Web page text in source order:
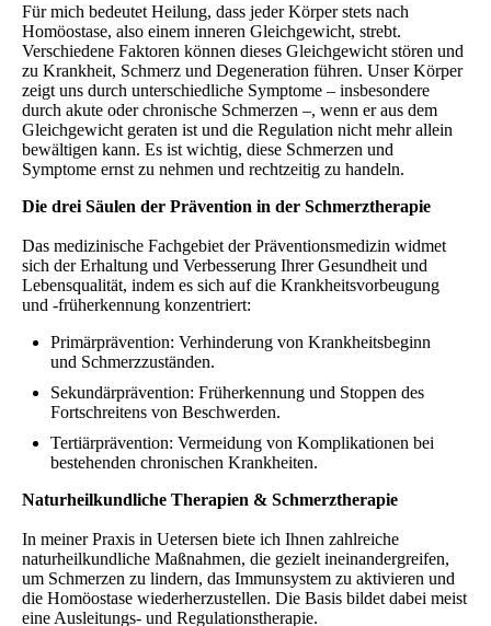
Für mich bedeutet Heilung, dass jeder Körper stets nach
Homöostase, also einem inneren Gleichgewicht, strebt.
Verschiedene Faktoren können dieses Gleichgewicht stören und
zu Krankheit, Schmerz und Degeneration führen. Unser Körper
zeigt uns durch unterschiedliche Symptome – insbesondere
durch akute oder chronische Schmerzen –, wenn er aus dem
Gleichgewicht geraten ist und die Regulation nicht mehr allein
bewältigen kann. Es ist wichtig, diese Schmerzen und
Symptome ernst zu nehmen und rechtzeitig zu handeln.
Die drei Säulen der Prävention in der Schmerztherapie
Das medizinische Fachgebiet der Präventionsmedizin widmet
sich der Erhaltung und Verbesserung Ihrer Gesundheit und
Lebensqualität, indem es sich auf die Krankheitsvorbeugung
und -früherkennung konzentriert:
Primärprävention: Verhinderung von Krankheitsbeginn
und Schmerzzuständen.
Sekundärprävention: Früherkennung und Stoppen des
Fortschreitens von Beschwerden.
Tertiärprävention: Vermeidung von Komplikationen bei
bestehenden chronischen Krankheiten.
Naturheilkundliche Therapien & Schmerztherapie
In meiner Praxis in Uetersen biete ich Ihnen zahlreiche
naturheilkundliche Maßnahmen, die gezielt ineinandergreifen,
um Schmerzen zu lindern, das Immunsystem zu aktivieren und
die Homöostase wiederherzustellen. Die Basis bildet dabei meist
eine Ausleitungs- und Regulationstherapie.